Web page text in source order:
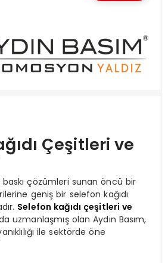
Çeşitleri ve
baskı çözümleri sunan öncü bir
geniş bir selefon kağıdı
Selefon kağıdı çeşitleri ve
uzmanlaşmış olan Aydın Basım,
ile sektörde öne